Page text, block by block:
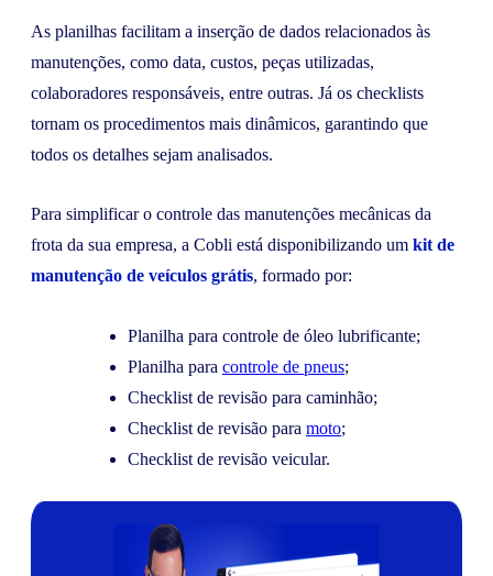
As planilhas facilitam a inserção de dados relacionados às
manutenções, como data, custos, peças utilizadas,
colaboradores responsáveis, entre outras. Já os checklists
tornam os procedimentos mais dinâmicos, garantindo que
todos os detalhes sejam analisados.
Para simplificar o controle das manutenções mecânicas da
frota da sua empresa, a Cobli está disponibilizando um kit de
manutenção de veículos grátis, formado por:
Planilha para controle de óleo lubrificante;
Planilha para controle de pneus;
Checklist de revisão para caminhão;
Checklist de revisão para moto;
Checklist de revisão veicular.